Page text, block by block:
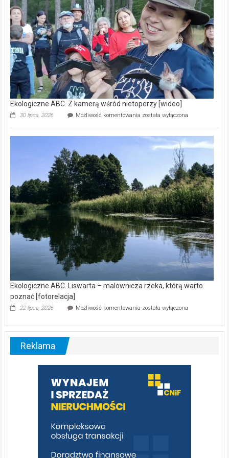
skarb
natury
[wideo]
Ekologiczne ABC. Z kamerą wśród nietoperzy [wideo]
30 lipca, 2026 Możliwość komentowania Ekologiczne
kamerą
wśród
została wyłączona
Ekologiczne ABC. Liswarta – malownicza rzeka, którą warto
poznać [fotorelacja]
22 lipca, 2026 Możliwość komentowania Ekologiczne
–
warto
poznać
[fotorelacja]
została wyłączona
Reklama